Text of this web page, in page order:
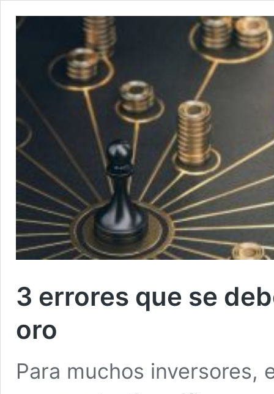
3 errores que se
oro
Para muchos inversores,